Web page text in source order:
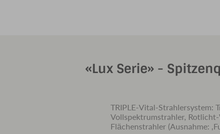
«Lux Serie» -
TRIPLE-Vital-Strahlersystem:
Vollspektrumstrahler,
Flächenstrahler (Ausnahme: